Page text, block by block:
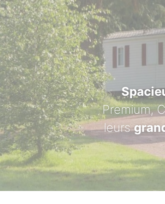
Premium,
leurs